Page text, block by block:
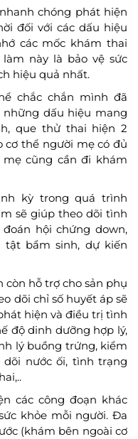
chóng phát hiện
đối với các dấu hiệu
các mốc khám thai
này là bảo vệ sức
hiệu quả nhất.
chắc chắn mình đã
dấu hiệu mang
que thử thai hiện 2
cơ thể người mẹ có đủ
cũng cần đi khám
kỳ trong quá trình
sẽ giúp theo dõi tình
hội chứng down,
bẩm sinh, dự kiến
hỗ trợ cho sản phụ
dõi chỉ số huyết áp sẽ
hiện và điều trị tình
độ dinh dưỡng hợp lý,
lý buồng trứng, kiểm
nước ối, tình trạng
các công đoạn khác
khỏe mỗi người. Đa
(khám bên ngoài cơ